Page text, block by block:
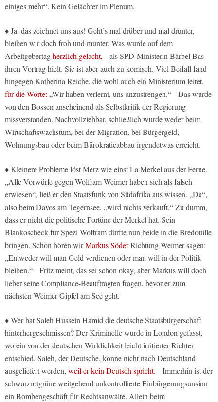
einiges mehr“. Kein Gelächter im Plenum.
♦ Ja, das zeichnet uns aus! Geht’s mal drüber und mal drunter,
bleiben wir doch froh und munter. Was wurde auf dem
Arbeitgebertagherzlich gelacht, als SPD-Ministerin Bärbel Bas
ihren Vortrag hielt. Sie ist aber auch zu komisch. Viel Beifall fand
hingegen Katherina Reiche, die wohl auch ein Ministerium leitet,
für die Worte: „Wir haben verlernt, uns anzustrengen.“ Das wurde
von den Bossen anscheinend als Selbstkritik der Regierung
missverstanden. Nachvollziehbar, schließlich wurde weder beim
Wirtschaftswachstum, bei der Migration, bei Bürgergeld,
Wohnungsbau oder beim Bürokratieabbau irgendetwas erreicht.
♦ Kleinere Probleme löst Merz wie einst La Merkel aus der Ferne.
„Alle Vorwürfe gegen Wolfram Weimer haben sich als falsch
erwiesen“, ließ er den Staatsfunk von Südafrika aus wissen. „Da“,
also beim Davos am Tegernsee, „wird nichts verkauft.“ Zu dumm,
dass er nicht die politische Fortüne der Merkel hat. Sein
Blankoscheck für Spezi Wolfram dürfte nun beide in die Bredouille
bringen. Schon hören wirMarkus SöderRichtung Weimer sagen:
„Entweder will man Geld verdienen oder man will in der Politik
bleiben.“ Fritz meint, das sei schon okay, aber Markus will doch
lieber seine Compliance-Beauftragten fragen, bevor er zum
nächsten Weimer-Gipfel am See geht.
♦ Wer hat Saleh Hussein Hamid die deutsche Staatsbürgerschaft
hinterhergeschmissen? Der Kriminelle wurde in London gefasst,
wo ein von der deutschen Wirklichkeit leicht irritierter Richter
entschied, Saleh, der Deutsche, könne nicht nach Deutschland
ausgeliefert werden, weil er kein Deutsch spricht.
Immerhin ist der
schwarzrotgrüne weitgehend unkontrollierte Einbürgerungsunsinn
ein Bombengeschäft für Rechtsanwälte. Allein beim